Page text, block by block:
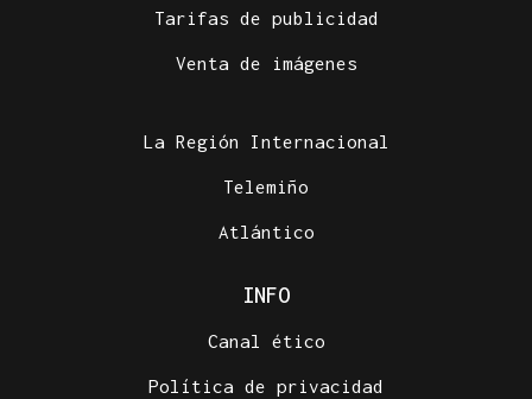
Tarifas de publicidad
Venta de imágenes
La Región Internacional
Telemiño
Atlántico
INFO
Canal ético
Política de privacidad